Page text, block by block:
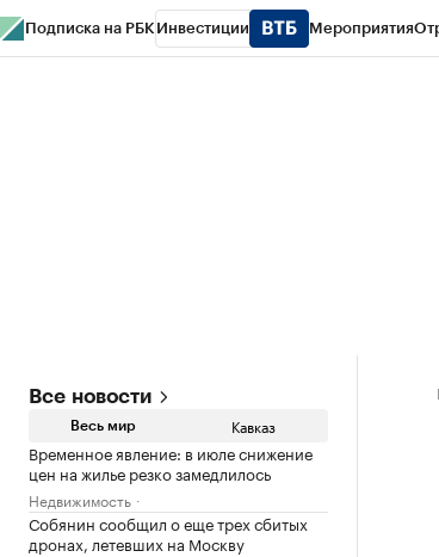
Подписка на РБК Инвестиции Мероприятия
Все новости
Весь мир Кавказ
Временное явление: в июле снижение
цен на жилье резко замедлилось
Недвижимость
Собянин сообщил о еще трех сбитых
дронах, летевших на Москву